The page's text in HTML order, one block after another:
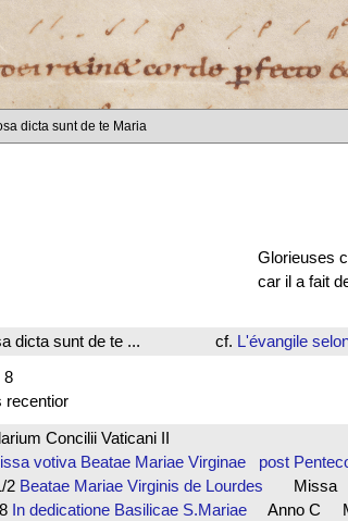
dicta sunt de te Maria
Glorieuses
car il a fait
dicta sunt de te ... cf. L'évangile
8
recentior
Concilii Vaticani II
votiva Beatae Mariae Virginae post
2 Beatae Mariae Virginis de Lourdes
Missa
In dedicatione Basilicae S.Mariae
Anno C